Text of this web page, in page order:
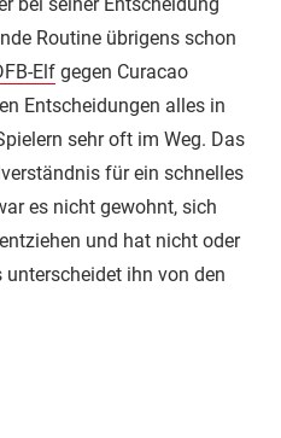
bei seiner Entscheidung
Routine übrigens schon
Elf gegen Curacao
Entscheidungen alles in
sehr oft im Weg. Das
für ein schnelles
es nicht gewohnt, sich
und hat nicht oder
ihn von den